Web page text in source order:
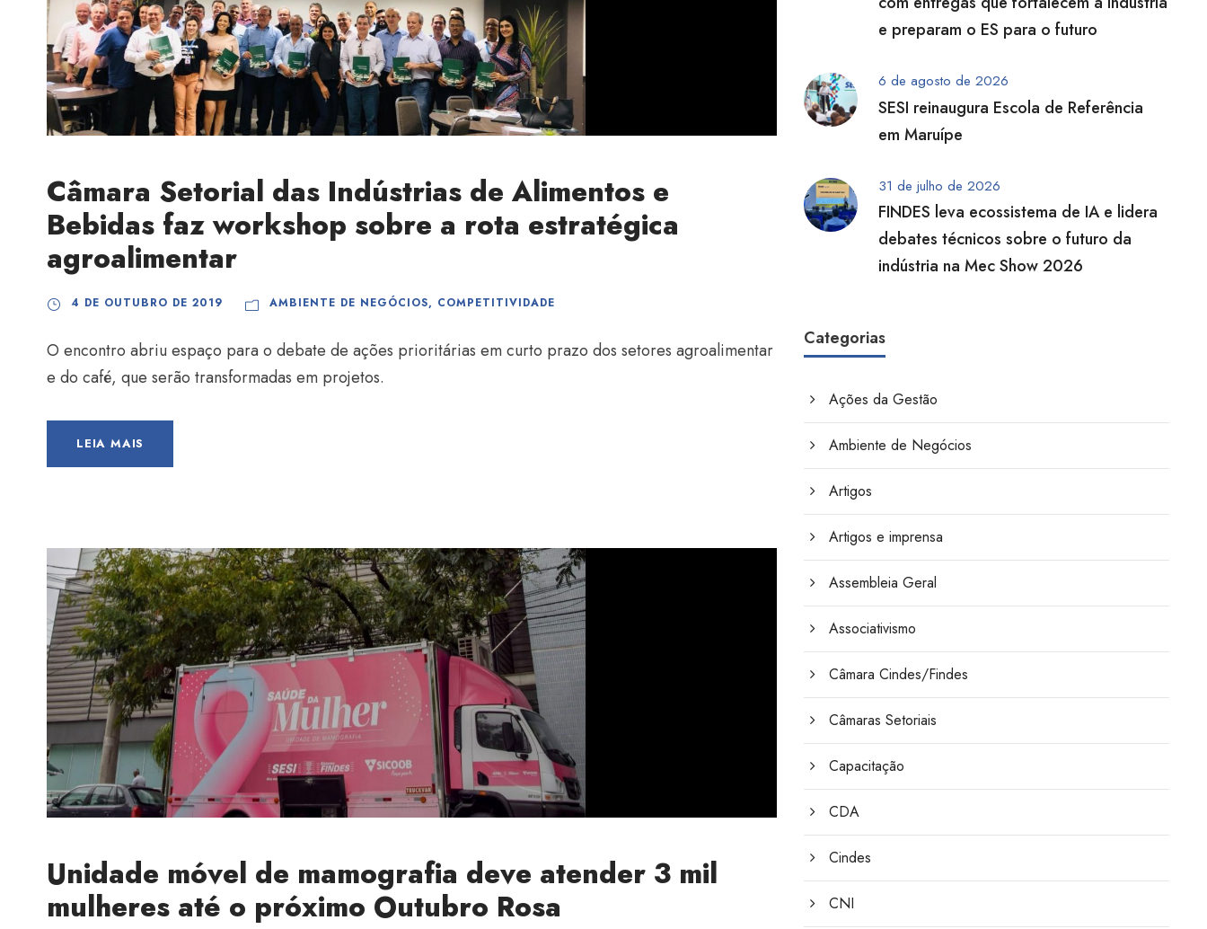
Câmara Setorial das Indústrias de Alimentos e
Bebidas faz workshop sobre a rota estratégica
agroalimentar
4 DE OUTUBRO DE 2019 AMBIENTE DE NEGÓCIOS, COMPETITIVIDADE
O encontro abriu espaço para o debate de ações prioritárias em curto prazo dos setores agroalimentar
e do café, que serão transformadas em projetos.
LEIA MAIS
Unidade móvel de mamografia deve atender 3 mil
mulheres até o próximo Outubro Rosa
e preparam o ES para o futuro
6 de agosto de 2026
SESI reinaugura Escola de Referência
em Maruípe
31 de julho de 2026
FINDES leva ecossistema de IA e lidera
debates técnicos sobre o futuro da
indústria na Mec Show 2026
Categorias
Ações da Gestão
Ambiente de Negócios
Artigos
Artigos e imprensa
Assembleia Geral
Associativismo
Câmara Cindes/Findes
Câmaras Setoriais
Capacitação
CDA
Cindes
CNI